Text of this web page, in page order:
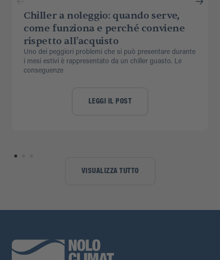
Chiller a noleggio: quando serve,
come funziona e perché conviene
rispetto all’acquisto
Uno dei peggiori problemi che si può presentare durante
i mesi estivi è rappresentato da un chiller guasto. Le
conseguenze
LEGGI IL POST
VISUALIZZA TUTTO